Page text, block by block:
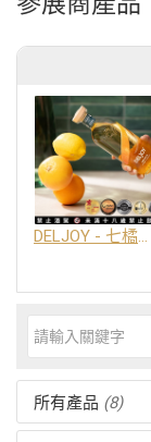
DELJOY - 七橘干邑利口酒 24%
所有產品 (8)